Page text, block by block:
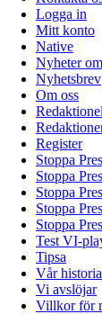
Logga in
Mitt konto
Native
Nyheter
Nyhetsbrev
Om oss
Register
Stoppa
Stoppa
Stoppa
Stoppa
Stoppa
Test VI-
Tipsa
Vår historia
Vi avslöjar
Villkor för